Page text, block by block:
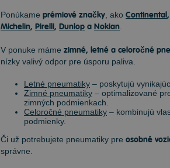
Ponúkame prémiové značky , ako Continental,
Michelin, Pirelli, Dunlop a Nokian
V ponuke máme zimné, letné a celoročné
nízky valivý odpor pre úsporu paliva.
Letné pneumatiky – poskytujú
Zimné pneumatiky – optimalizované
zimných podmienkach.
Celoročné pneumatiky – kombinujú
podmienky.
Či už potrebujete pneumatiky pre osobné
správne.